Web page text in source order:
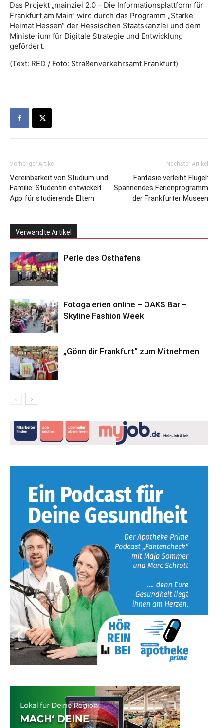
Das Projekt „mainziel 2.0 – Die Informationsplattform für
Frankfurt am Main“ wird durch das Programm „Starke
Heimat Hessen“ der Hessischen Staatskanzlei und dem
Ministerium für Digitale Strategie und Entwicklung
gefördert.
(Text: RED / Foto: Straßenverkehrsamt Frankfurt)
Vorheriger Artikel
Vereinbarkeit von Studium und
Familie: Studentin entwickelt
App für studierende Eltern
Nächster Artikel
Fantasie verleiht Flügel:
Spannendes Ferienprogramm
der Frankfurter Museen
Verwandte Artikel
Perle des Osthafens
Fotogalerien online – OAKS Bar –
Skyline Fashion Week
„Gönn dir Frankfurt“ zum Mitnehmen